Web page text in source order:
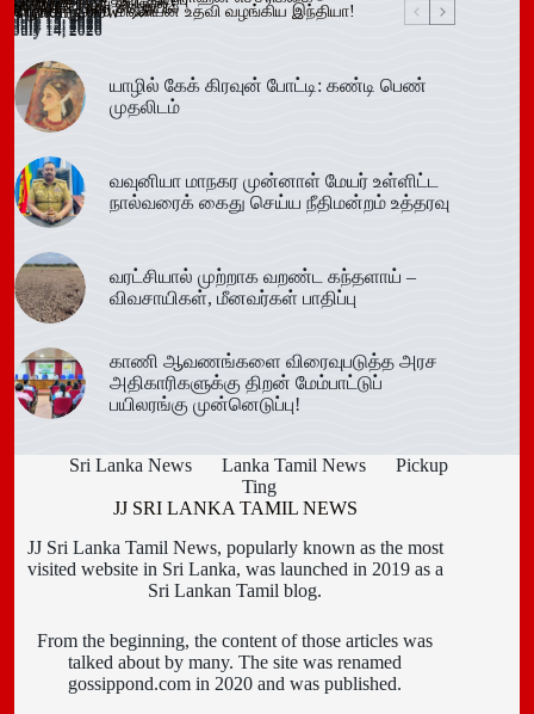
July 16, 2026
July 15, 2026
July 15, 2026
July 15, 2026
July 15, 2026
July 15, 2026
July 15, 2026
கடமையேற்பு!
July 15, 2026
July 15, 2026
தாக்கிய மூவர் சிறையில்
July 14, 2026
விழா!
July 14, 2026
வழங்க ரூ.600 மில்லியன் உதவி வழங்கிய இந்தியா!
July 14, 2026
Trending now
யாழில் கேக் கிரவுன் போட்டி: கண்டி பெண்
முதலிடம்
வவுனியா மாநகர முன்னாள் மேயர் உள்ளிட்ட
நால்வரைக் கைது செய்ய நீதிமன்றம் உத்தரவு
வரட்சியால் முற்றாக வறண்ட கந்தளாய் –
விவசாயிகள், மீனவர்கள் பாதிப்பு
காணி ஆவணங்களை விரைவுபடுத்த அரச
அதிகாரிகளுக்கு திறன் மேம்பாட்டுப்
பயிலரங்கு முன்னெடுப்பு!
Sri Lanka News Lanka Tamil News
Pickup
Ting
JJ SRI LANKA TAMIL NEWS
JJ Sri Lanka Tamil News, popularly known as the most
visited website in Sri Lanka, was launched in 2019 as a
Sri Lankan Tamil blog.
From the beginning, the content of those articles was
talked about by many. The site was renamed
gossippond.com in 2020 and was published.